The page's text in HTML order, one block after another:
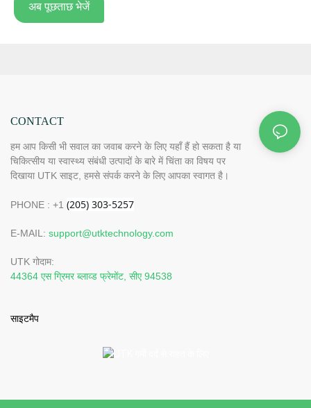
अब पूछताछ भेजें
CONTACT
हम आप किसी भी सवाल का जवाब करने के लिए यहाँ हैं हो सकता है या
चिकित्सीय या स्वास्थ्य संबंधी उत्पादों के बारे में चिंता का विषय पर
दिखाया UTK साइट, हमसे संपर्क करने के लिए आपका स्वागत है।
PHONE : +1
E-MAIL: support@utktechnology.com
UTK गोदाम:
44364 एस ग्रिमर ब्लाव्ड फ्रेमोंट, सीए 94538
साइटमैप